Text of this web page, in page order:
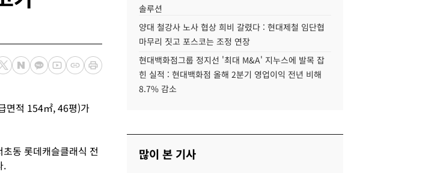
면적 154㎡, 46평)가
동 롯데캐슬클래식 전
.
솔루션
양대 철강사 노사 협상 희비 갈렸다 : 현대제철 임단협
마무리 짓고 포스코는 조정 연장
현대백화점그룹 정지선 '최대 M&A' 지누스에 발목 잡
힌 실적 : 현대백화점 올해 2분기 영업이익 전년 비해
8.7% 감소
많이 본 기사